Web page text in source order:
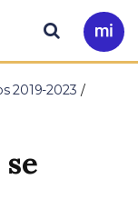
Ir
a
Buscar
2019-2023